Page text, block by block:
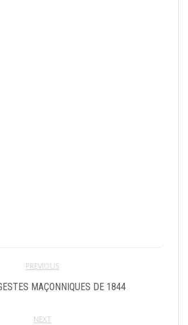
PREVIOUS
MAÇONNIQUES DE 1844
NEXT